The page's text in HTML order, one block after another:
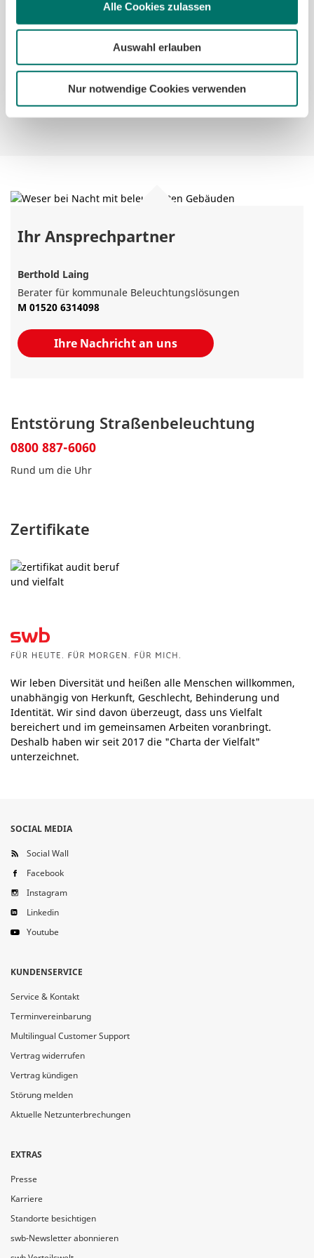
Alle Cookies zulassen
Auswahl erlauben
Nur notwendige Cookies verwenden
und wo die Trends hingehen. Diese Orientierung kann
Ihnen helfen, Fehlinvestitionen zu vermeiden – zumal
die DIN für die hier relevanten Technologien noch nicht
ratifiziert ist und noch keine klare Einschätzung
ermöglicht.
Ihr Ansprechpartner
Berthold Laing
Berater für kommunale Beleuchtungslösungen
M 01520 6314098
Ihre Nachricht an uns
Entstörung Straßenbeleuchtung
0800 887-6060
Rund um die Uhr
Zertifikate
Wir leben Diversität und heißen alle Menschen willkommen,
unabhängig von Herkunft, Geschlecht, Behinderung und
Identität. Wir sind davon überzeugt, dass uns Vielfalt
bereichert und im gemeinsamen Arbeiten voranbringt.
Deshalb haben wir seit 2017 die "Charta der Vielfalt"
unterzeichnet.
SOCIAL MEDIA
Social Wall
Facebook
Instagram
Linkedin
Youtube
KUNDENSERVICE
Service & Kontakt
Terminvereinbarung
Multilingual Customer Support
Vertrag widerrufen
Vertrag kündigen
Störung melden
Aktuelle Netzunterbrechungen
EXTRAS
Presse
Karriere
Standorte besichtigen
swb-Newsletter abonnieren